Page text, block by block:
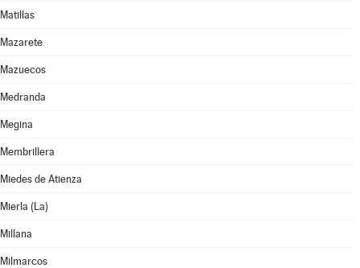
Matillas
Mazarete
Mazuecos
Medranda
Megina
Membrillera
Miedes de Atienza
Mierla (La)
Millana
Milmarcos